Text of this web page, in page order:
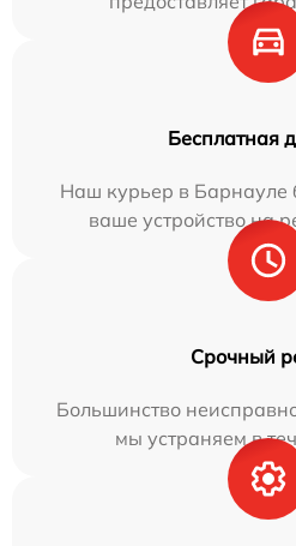
Бесплатная
Наш курьер в Барнауле
ваше устройство на
Срочный
Большинство
мы устраняем в